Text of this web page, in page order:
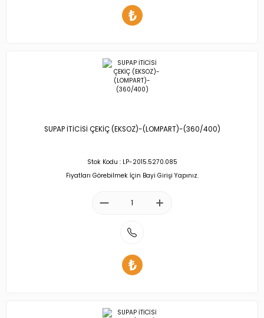
SUPAP İTİCİSİ ÇEKİÇ (EKSOZ)-(LOMPART)-(360/400)
Stok Kodu : LP-2015.5270.085
Fiyatları Görebilmek İçin Bayi Girişi Yapınız.